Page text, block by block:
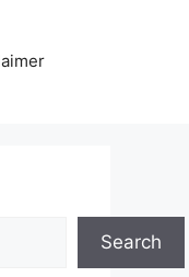
Search